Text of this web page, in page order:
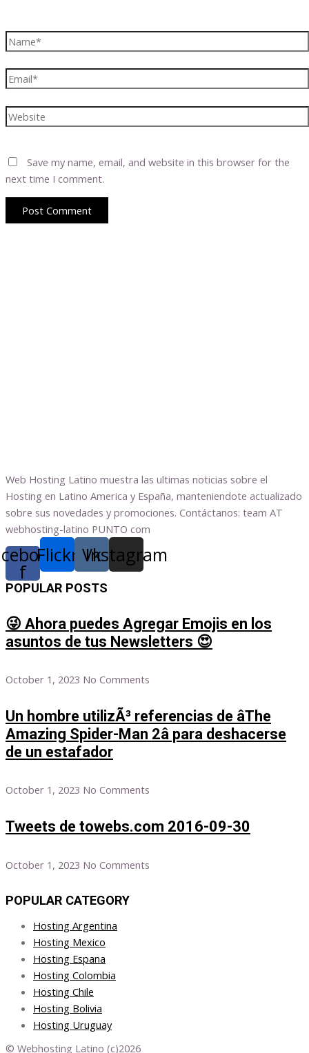
Name*
Email*
Website
Save my name, email, and website in this browser for the
next time I comment.
Web Hosting Latino muestra las ultimas noticias sobre el
Hosting en Latino America y España, manteniendote actualizado
sobre sus novedades y promociones. Contáctanos: team AT
webhosting-latino PUNTO com
f
Flickr Vk
Instagram
POPULAR POSTS
😜 Ahora puedes Agregar Emojis en los
asuntos de tus Newsletters 😍
October 1, 2023 No Comments
Un hombre utilizÃ³ referencias de âThe
Amazing Spider-Man 2â para deshacerse
de un estafador
October 1, 2023 No Comments
Tweets de towebs.com 2016-09-30
October 1, 2023 No Comments
POPULAR CATEGORY
Hosting Argentina
Hosting Mexico
Hosting Espana
Hosting Colombia
Hosting Chile
Hosting Bolivia
Hosting Uruguay
© Webhosting Latino (c)2026